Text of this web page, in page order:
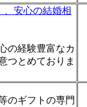
、安心の結婚相
の経験豊富なカ
つとめておりま
のギフトの専門